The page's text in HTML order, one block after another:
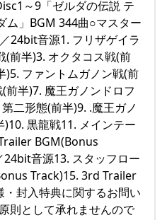
～9「ゼルダの伝説 テ
ム」BGM 344曲○マスター
24bit音源1. フリザゲイラ
(前半)3. オクタコス戦(前
)5. ファントムガノン戦(前
前半)7. 魔王ガノンドロフ
二形態(前半)9. .魔王ガノ
黒龍戦11. メインテー
BGM(Bonus
音源13. スタッフロー
Track)15. 3rd Trailer
封入特典に関するお問い
則として承れませんので